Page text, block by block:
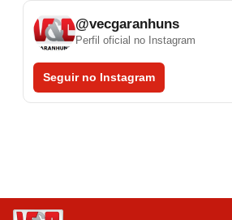
@vecgaranhuns
Perfil oficial no Instagram
Seguir no Instagram